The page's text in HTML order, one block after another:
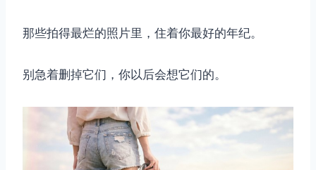
那些拍得最烂的照片里，住着你最好的年纪。
别急着删掉它们，你以后会想它们的。
取消 搜索